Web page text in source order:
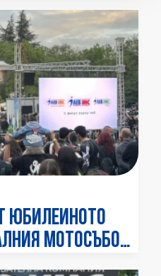
юбилейното
мотосъбор